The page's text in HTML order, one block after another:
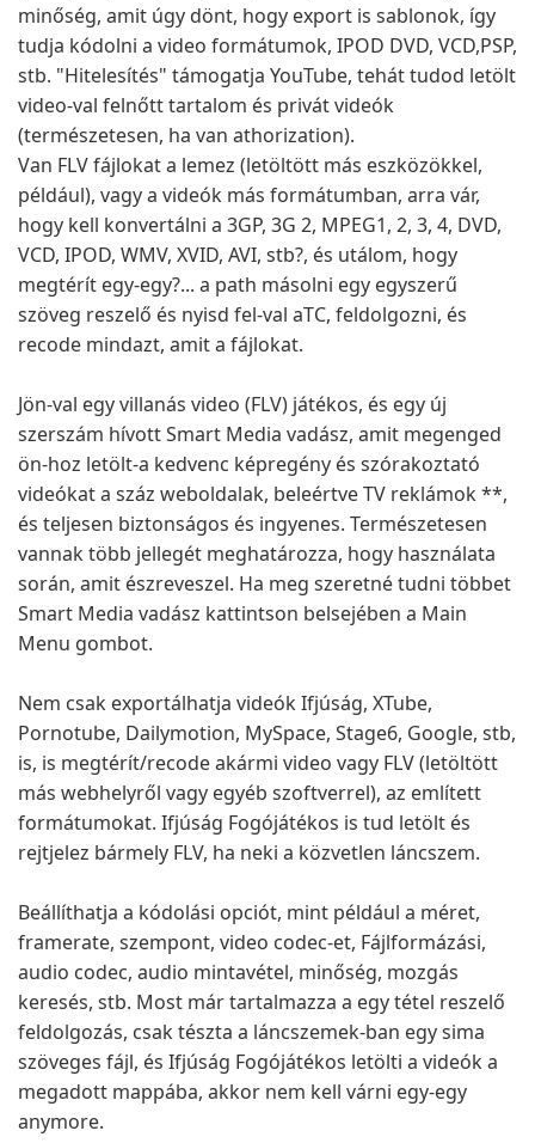
minőség, amit úgy dönt, hogy export is sablonok, így
tudja kódolni a video formátumok, IPOD DVD, VCD,PSP,
stb. "Hitelesítés" támogatja YouTube, tehát tudod letölt
video-val felnőtt tartalom és privát videók
(természetesen, ha van athorization).
Van FLV fájlokat a lemez (letöltött más eszközökkel,
például), vagy a videók más formátumban, arra vár,
hogy kell konvertálni a 3GP, 3G 2, MPEG1, 2, 3, 4, DVD,
VCD, IPOD, WMV, XVID, AVI, stb?, és utálom, hogy
megtérít egy-egy?... a path másolni egy egyszerű
szöveg reszelő és nyisd fel-val aTC, feldolgozni, és
recode mindazt, amit a fájlokat.
Jön-val egy villanás video (FLV) játékos, és egy új
szerszám hívott Smart Media vadász, amit megenged
ön-hoz letölt-a kedvenc képregény és szórakoztató
videókat a száz weboldalak, beleértve TV reklámok **,
és teljesen biztonságos és ingyenes. Természetesen
vannak több jellegét meghatározza, hogy használata
során, amit észreveszel. Ha meg szeretné tudni többet
Smart Media vadász kattintson belsejében a Main
Menu gombot.
Nem csak exportálhatja videók Ifjúság, XTube,
Pornotube, Dailymotion, MySpace, Stage6, Google, stb,
is, is megtérít/recode akármi video vagy FLV (letöltött
más webhelyről vagy egyéb szoftverrel), az említett
formátumokat. Ifjúság Fogójátékos is tud letölt és
rejtjelez bármely FLV, ha neki a közvetlen láncszem.
Beállíthatja a kódolási opciót, mint például a méret,
framerate, szempont, video codec-et, Fájlformázási,
audio codec, audio mintavétel, minőség, mozgás
keresés, stb. Most már tartalmazza a egy tétel reszelő
feldolgozás, csak tészta a láncszemek-ban egy sima
szöveges fájl, és Ifjúság Fogójátékos letölti a videók a
megadott mappába, akkor nem kell várni egy-egy
anymore.